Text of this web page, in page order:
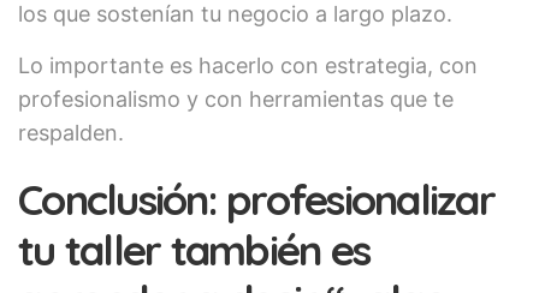
los que sostenían tu negocio a largo plazo.
Lo importante es hacerlo con estrategia, con
profesionalismo y con herramientas que te
respalden.
Conclusión: profesionalizar
tu taller también es